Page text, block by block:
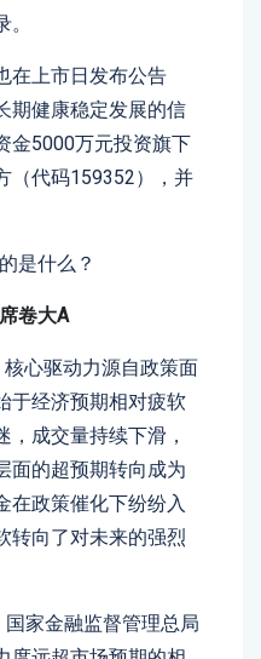
在上市日发布公告
期健康稳定发展的信
金5000万元投资旗下
（代码159352），并
是什么？
卷大A
心驱动力源自政策面
于经济预期相对疲软
，成交量持续下滑，
面的超预期转向成为
在政策催化下纷纷入
转向了对未来的强烈
家金融监督管理总局